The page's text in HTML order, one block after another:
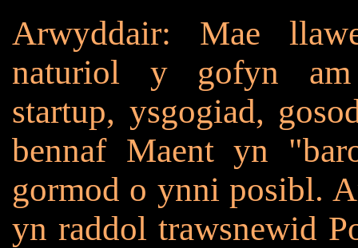
Arwyddair: Mae
naturiol y gofyn
startup, ysgogiad,
bennaf Maent yn
gormod o ynni posibl.
yn raddol trawsnewid